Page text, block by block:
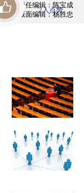
责任编辑：陈宝成
版面编辑：杨胜忠
2人点赞